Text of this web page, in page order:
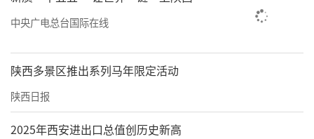
中央广电总台国际在线
陕西多景区推出系列马年限定活动
陕西日报
2025年西安进出口总值创历史新高